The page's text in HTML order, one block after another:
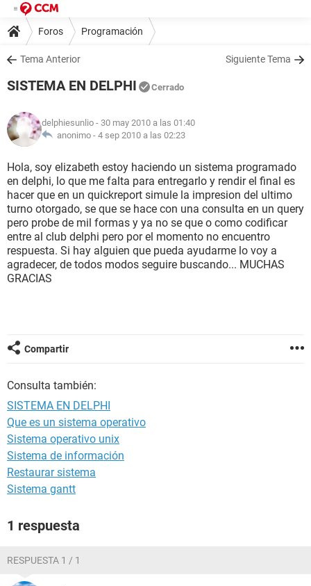
Foros Programación
Tema Anterior Siguiente Tema
SISTEMA EN DELPHI Cerrado
delphiesunlio - 30 may 2010 a las 01:40
anonimo - 4 sep 2010 a las 02:23
Hola, soy elizabeth estoy haciendo un sistema programado
en delphi, lo que me falta para entregarlo y rendir el final es
hacer que en un quickreport simule la impresion del ultimo
turno otorgado, se que se hace con una consulta en un query
pero probe de mil formas y ya no se que o como codificar
entre al club delphi pero por el momento no encuentro
respuesta. Si hay alguien que pueda ayudarme lo voy a
agradecer, de todos modos seguire buscando... MUCHAS
GRACIAS
Compartir
Consulta también:
SISTEMA EN DELPHI
Que es un sistema operativo
Sistema operativo unix
Sistema de información
Restaurar sistema
Sistema gantt
1 respuesta
RESPUESTA 1 / 1